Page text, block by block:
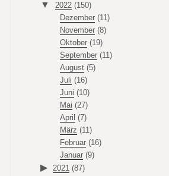
2022 (150)
Dezember(11)
November(8)
Oktober(19)
September(11)
August(5)
Juli (16)
Juni (10)
Mai (27)
April (7)
März (11)
Februar(16)
Januar(9)
2021 (87)